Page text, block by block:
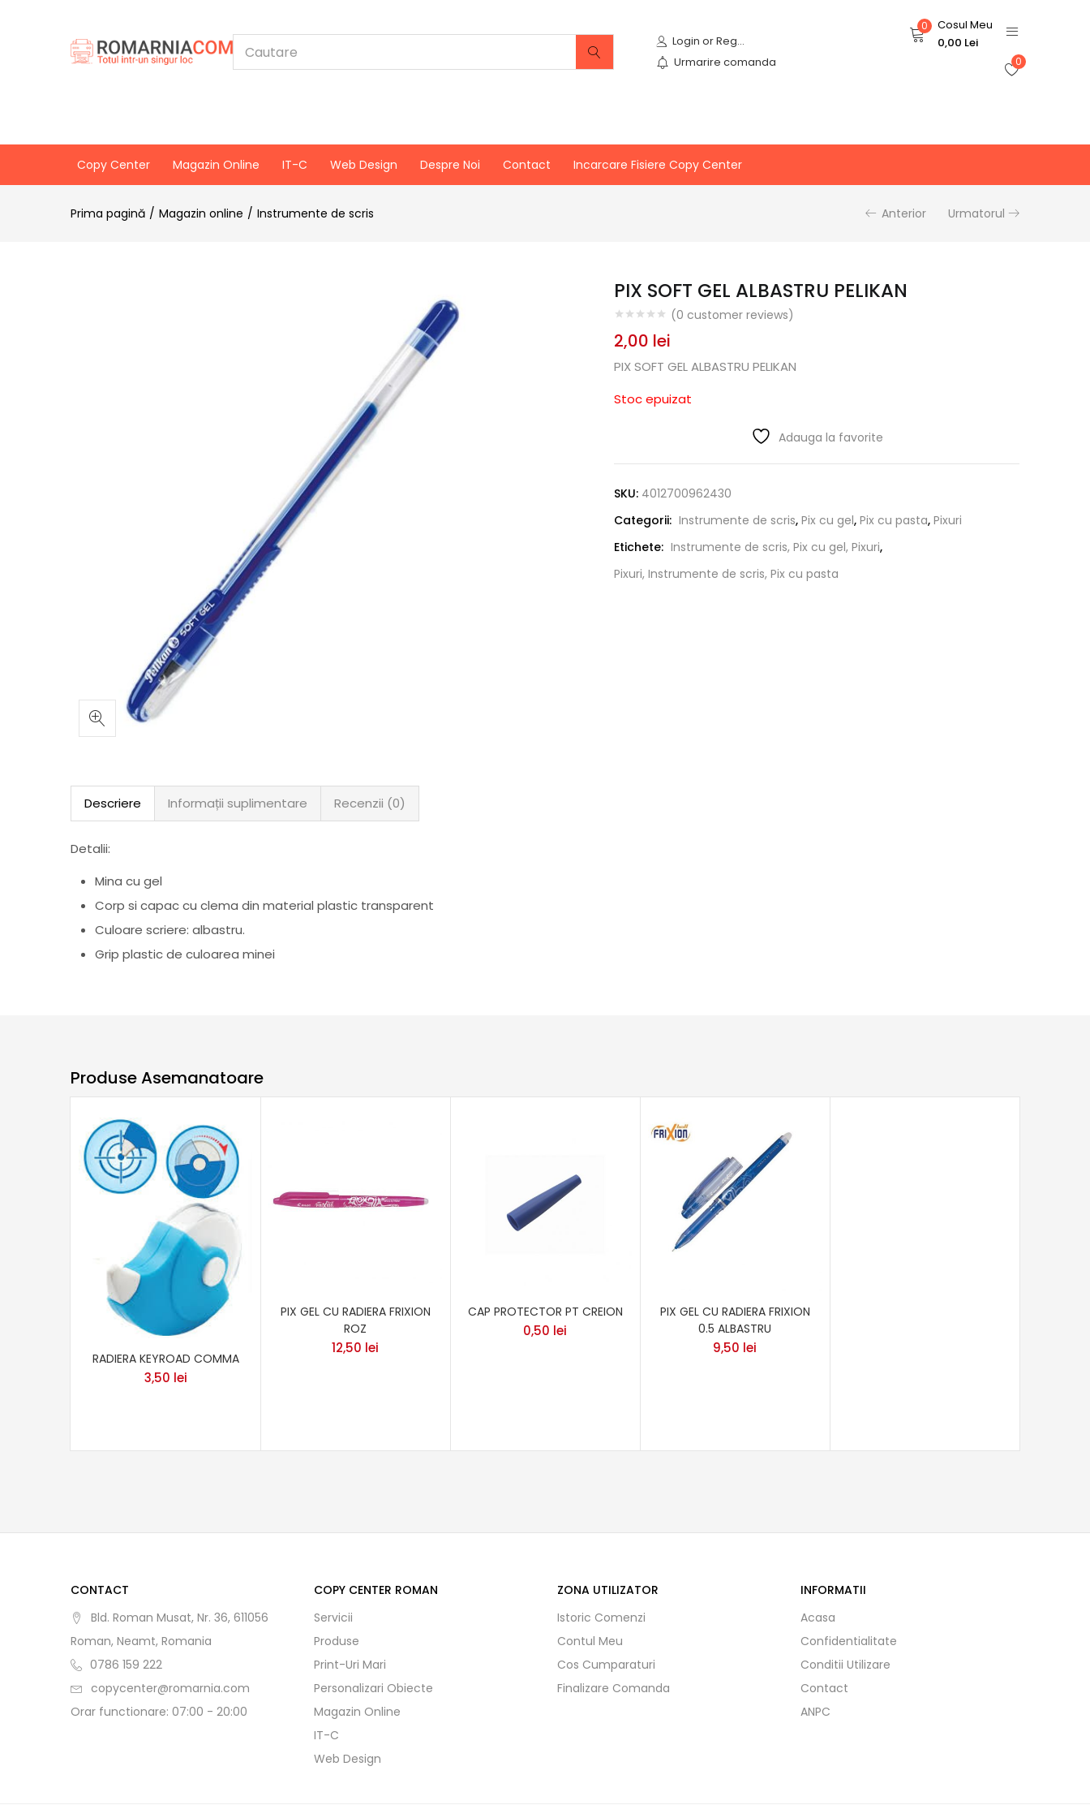
Login or Register
Urmarire comanda
0
Cosul Meu
0,00 Lei
0
Copy Center Magazin Online IT-C Web Design Despre Noi Contact Incarcare Fisiere Copy Center
Prima pagină Magazin online Instrumente de scris Anterior Urmatorul
PIX SOFT GEL ALBASTRU PELIKAN
(0 customer reviews)
2,00 lei
PIX SOFT GEL ALBASTRU PELIKAN
Stoc epuizat
Adauga la favorite
SKU: 4012700962430
Categorii: Instrumente de scris, Pix cu gel, Pix cu pasta, Pixuri
Etichete: Instrumente de scris, Pix cu gel, Pixuri,
Pixuri, Instrumente de scris, Pix cu pasta
Descriere Informații suplimentare Recenzii (0)
Detalii:
Mina cu gel
Corp si capac cu clema din material plastic transparent
Culoare scriere: albastru.
Grip plastic de culoarea minei
Produse Asemanatoare
RADIERA KEYROAD COMMA
3,50 lei
PIX GEL CU RADIERA FRIXION
ROZ
12,50 lei
CAP PROTECTOR PT CREION
0,50 lei
PIX GEL CU RADIERA FRIXION
0.5 ALBASTRU
9,50 lei
CONTACT
Bld. Roman Musat, Nr. 36, 611056
Roman, Neamt, Romania
0786 159 222
copycenter@romarnia.com
Orar functionare: 07:00 - 20:00
COPY CENTER ROMAN
Servicii
Produse
Print-Uri Mari
Personalizari Obiecte
Magazin Online
IT-C
Web Design
ZONA UTILIZATOR
Istoric Comenzi
Contul Meu
Cos Cumparaturi
Finalizare Comanda
INFORMATII
Acasa
Confidentialitate
Conditii Utilizare
Contact
ANPC